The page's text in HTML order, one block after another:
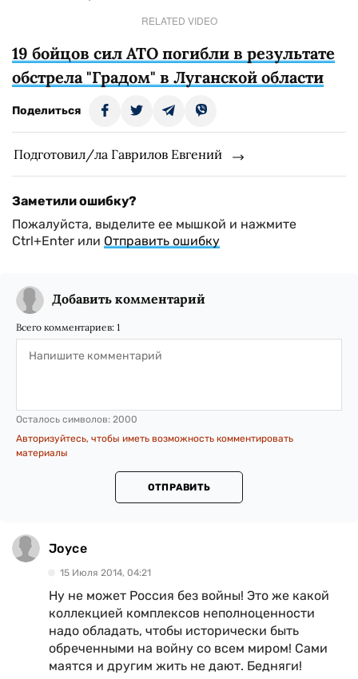
RELATED VIDEO
19 бойцов сил АТО погибли в результате
обстрела "Градом" в Луганской области
Поделиться
Подготовил/ла Гаврилов Евгений
Заметили ошибку?
Пожалуйста, выделите ее мышкой и нажмите
Ctrl+Enter или Отправить ошибку
Добавить комментарий
Всего комментариев: 1
Осталось символов: 2000
Авторизуйтесь, чтобы иметь возможность комментировать
материалы
ОТПРАВИТЬ
Joyce
15 Июля 2014, 04:21
Ну не может Россия без войны! Это же какой
коллекцией комплексов неполноценности
надо обладать, чтобы исторически быть
обреченными на войну со всем миром! Сами
маятся и другим жить не дают. Бедняги!